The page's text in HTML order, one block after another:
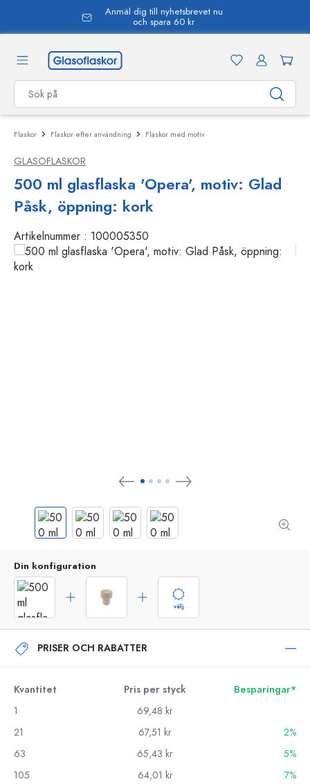
Anmäl dig till nyhetsbrevet nu
och spara 60 kr
Flaskor Flaskor efter användning Flaskor med motiv
GLASOFLASKOR
500 ml glasflaska 'Opera', motiv: Glad
Påsk, öppning: kork
Artikelnummer : 100005350
Din konfiguration
välj
PRISER OCH RABATTER
Kvantitet Pris per styck
Besparingar*
1
69,48 kr
21
67,51 kr
2%
63
65,43 kr
5%
105
64,01 kr
7%